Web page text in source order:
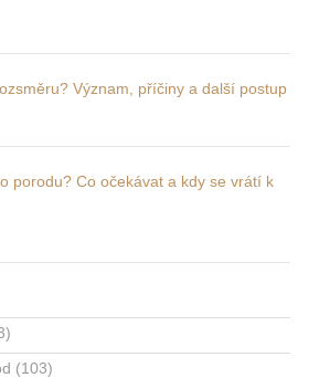
Význam, příčiny a další postup
porodu? Co očekávat a kdy se vrátí k
(103)